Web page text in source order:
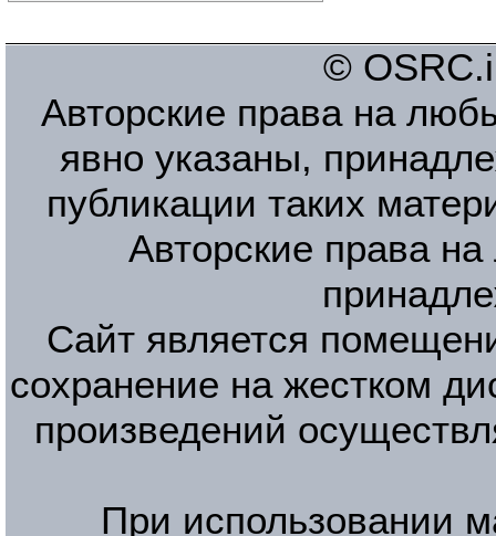
©
Авторские права на
явно указаны,
публикации таких
Авторские права
Сайт является
сохранение на жестком
произведений
При использовании